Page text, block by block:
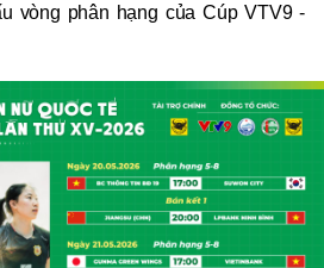
vòng phân hạng của Cúp VTV9 -